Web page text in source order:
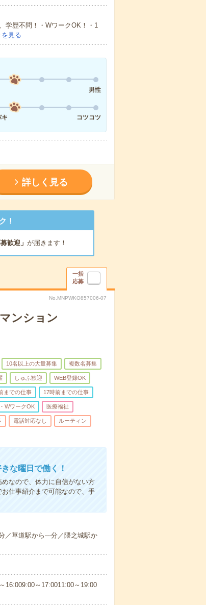
学歴不問！・WワークOK！・1
見る
男性
キ
コツコツ
詳しく見る
！
歓迎」 が届きます！
一括
応募
No.MNPWKO857006-07
ンション
10名以上の大量募集 複数名募集
しゅふ歓迎 WEB登録OK
までの仕事 17時前までの仕事
WワークOK 医療福祉
電話対応なし ルーティン
な曜日で働く！
なので、体力に自信がない方
仕事紹介まで可能なので、手
／草道駅から---分／隈之城駅か
～17:0011:00～19:00